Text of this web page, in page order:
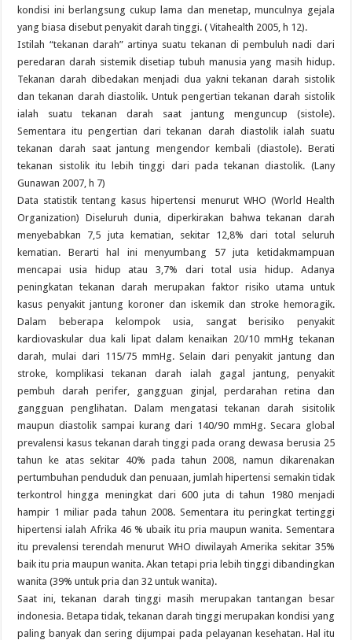
kondisi ini berlangsung cukup lama dan menetap, munculnya gejala
yang biasa disebut penyakit darah tinggi. ( Vitahealth 2005, h 12).
Istilah “tekanan darah” artinya suatu tekanan di pembuluh nadi dari
peredaran darah sistemik disetiap tubuh manusia yang masih hidup.
Tekanan darah dibedakan menjadi dua yakni tekanan darah sistolik
dan tekanan darah diastolik. Untuk pengertian tekanan darah sistolik
ialah suatu tekanan darah saat jantung menguncup (sistole).
Sementara itu pengertian dari tekanan darah diastolik ialah suatu
tekanan darah saat jantung mengendor kembali (diastole). Berati
tekanan sistolik itu lebih tinggi dari pada tekanan diastolik. (Lany
Gunawan 2007, h 7)
Data statistik tentang kasus hipertensi menurut WHO (World Health
Organization) Diseluruh dunia, diperkirakan bahwa tekanan darah
menyebabkan 7,5 juta kematian, sekitar 12,8% dari total seluruh
kematian. Berarti hal ini menyumbang 57 juta ketidakmampuan
mencapai usia hidup atau 3,7% dari total usia hidup. Adanya
peningkatan tekanan darah merupakan faktor risiko utama untuk
kasus penyakit jantung koroner dan iskemik dan stroke hemoragik.
Dalam beberapa kelompok usia, sangat berisiko penyakit
kardiovaskular dua kali lipat dalam kenaikan 20/10 mmHg tekanan
darah, mulai dari 115/75 mmHg. Selain dari penyakit jantung dan
stroke, komplikasi tekanan darah ialah gagal jantung, penyakit
pembuh darah perifer, gangguan ginjal, perdarahan retina dan
gangguan penglihatan. Dalam mengatasi tekanan darah sisitolik
maupun diastolik sampai kurang dari 140/90 mmHg. Secara global
prevalensi kasus tekanan darah tinggi pada orang dewasa berusia 25
tahun ke atas sekitar 40% pada tahun 2008, namun dikarenakan
pertumbuhan penduduk dan penuaan, jumlah hipertensi semakin tidak
terkontrol hingga meningkat dari 600 juta di tahun 1980 menjadi
hampir 1 miliar pada tahun 2008. Sementara itu peringkat tertinggi
hipertensi ialah Afrika 46 % ubaik itu pria maupun wanita. Sementara
itu prevalensi terendah menurut WHO diwilayah Amerika sekitar 35%
baik itu pria maupun wanita. Akan tetapi pria lebih tinggi dibandingkan
wanita (39% untuk pria dan 32 untuk wanita).
Saat ini, tekanan darah tinggi masih merupakan tantangan besar
indonesia. Betapa tidak, tekanan darah tinggi merupakan kondisi yang
paling banyak dan sering dijumpai pada pelayanan kesehatan. Hal itu